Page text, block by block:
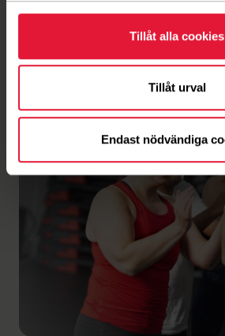
Tillåt alla cookies
Tillåt urval
Endast nödvändiga
Nyheter